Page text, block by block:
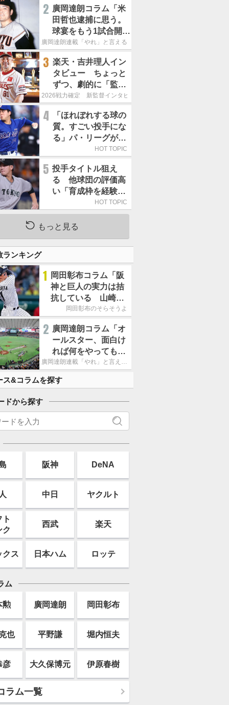
2 廣岡達朗コラム「米
田哲也逮捕に思う。
球宴をもう1試合開催
でOB救済を」
廣岡達朗連載「やれ」と言える信念
3 楽天・吉井理人イン
タビュー ちょっと
ずつ、劇的に「監督
が代わると何もかも
は、チームにとって
良くないことなんで
す」
2026戦力確定 新監督インタビュー
4
「ほれぼれする球の
質。すごい投手にな
る」パ・リーグが驚
いた「中日の左腕」
HOT TOPIC
5 投手タイトル狙え
る 他球団の評価高
い「育成枠を経験し
た巨人の左腕」は
HOT TOPIC
もっと見る
ランキング
1
岡田彰布コラム「阪
神と巨人の実力は拮
抗している 山崎、
小笠原の存在は大き
岡田彰布のそらそうよ
2 廣岡達朗コラム「オ
ールスター、面白け
れば何をやってもい
いという発想は大間廣岡達朗連載「やれ」と言える信念
ス&コラムを探す
ドから探す
阪神 DeNA
中日 ヤクルト
ト
ク
西武 楽天
クス 日本ハム ロッテ
ム
勲 廣岡達朗 岡田彰布
也 平野謙 堀内恒夫
彦 大久保博元 伊原春樹
ラム一覧